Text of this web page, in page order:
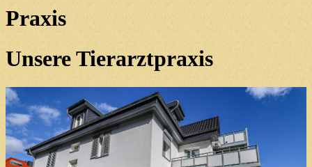
Praxis
Unsere Tierarztpraxis